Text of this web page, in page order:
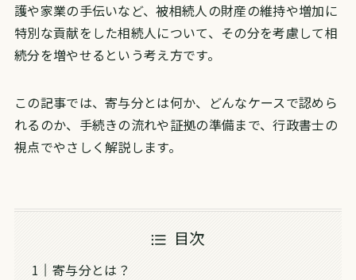
護や家業の手伝いなど、被相続人の財産の維持や増加に
特別な貢献をした相続人について、その分を考慮して相
続分を増やせるという考え方です。
この記事では、寄与分とは何か、どんなケースで認めら
れるのか、手続きの流れや証拠の準備まで、行政書士の
視点でやさしく解説します。
目次
寄与分とは？